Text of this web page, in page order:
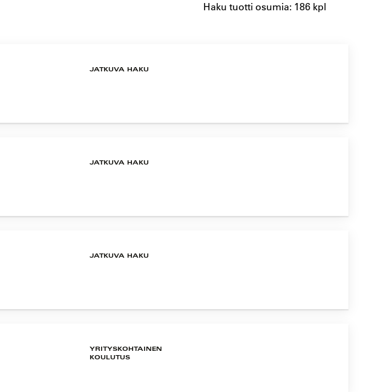
Haku tuotti osumia: 186 kpl
JATKUVA HAKU
JATKUVA HAKU
JATKUVA HAKU
YRITYSKOHTAINEN
KOULUTUS